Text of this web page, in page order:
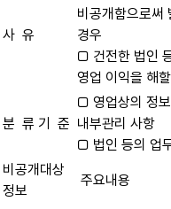
사 유
비공개함으로
경우
□ 건전한 법인
영업 이익을 해
분 류 기 준
□ 영업상의 정
내부관리 사항
□ 법인 등의 업
비공개대상
정보
주요내용